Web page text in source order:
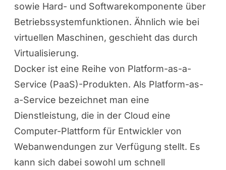
sowie Hard- und Softwarekomponente über
Betriebssystemfunktionen. Ähnlich wie bei
virtuellen Maschinen, geschieht das durch
Virtualisierung.
Docker ist eine Reihe von Platform-as-a-
Service (PaaS)-Produkten. Als Platform-as-
a-Service bezeichnet man eine
Dienstleistung, die in der Cloud eine
Computer-Plattform für Entwickler von
Webanwendungen zur Verfügung stellt. Es
kann sich dabei sowohl um schnell